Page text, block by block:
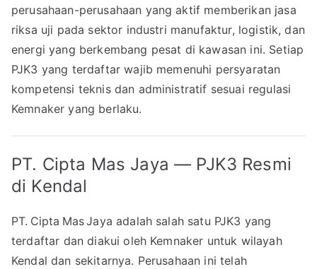
perusahaan-perusahaan yang aktif memberikan jasa
riksa uji pada sektor industri manufaktur, logistik, dan
energi yang berkembang pesat di kawasan ini. Setiap
PJK3 yang terdaftar wajib memenuhi persyaratan
kompetensi teknis dan administratif sesuai regulasi
Kemnaker yang berlaku.
PT. Cipta Mas Jaya — PJK3 Resmi
di Kendal
PT. Cipta Mas Jaya adalah salah satu PJK3 yang
terdaftar dan diakui oleh Kemnaker untuk wilayah
Kendal dan sekitarnya. Perusahaan ini telah